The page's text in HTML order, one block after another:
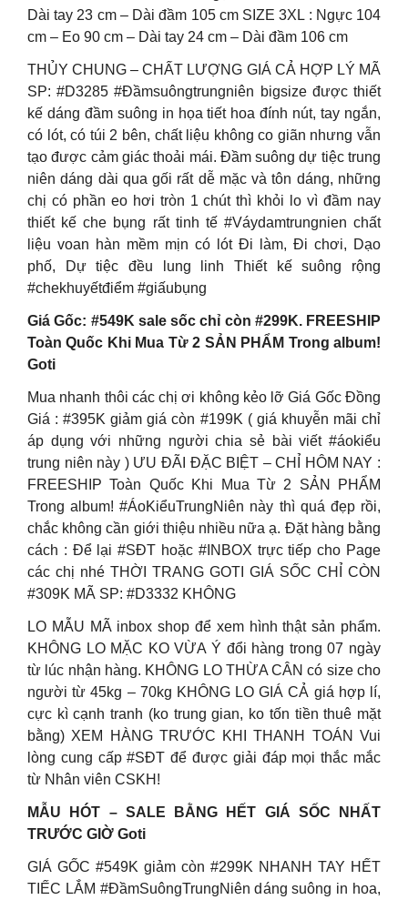
Dài tay 23 cm – Dài đầm 105 cm SIZE 3XL : Ngực 104
cm – Eo 90 cm – Dài tay 24 cm – Dài đầm 106 cm
THỦY CHUNG – CHẤT LƯỢNG GIÁ CẢ HỢP LÝ MÃ
SP: #D3285 #Đầmsuôngtrungniên bigsize được thiết
kế dáng đầm suông in họa tiết hoa đính nút, tay ngắn,
có lót, có túi 2 bên, chất liệu không co giãn nhưng vẫn
tạo được cảm giác thoải mái. Đầm suông dự tiệc trung
niên dáng dài qua gối rất dễ mặc và tôn dáng, những
chị có phần eo hơi tròn 1 chút thì khỏi lo vì đầm nay
thiết kế che bụng rất tinh tế #Váydamtrungnien chất
liệu voan hàn mềm mịn có lót Đi làm, Đi chơi, Dạo
phố, Dự tiệc đều lung linh Thiết kế suông rộng
#chekhuyếtđiểm #giấubụng
Giá Gốc: #549K sale sốc chỉ còn #299K. FREESHIP
Toàn Quốc Khi Mua Từ 2 SẢN PHẨM Trong album!
Goti
Mua nhanh thôi các chị ơi không kẻo lỡ Giá Gốc Đồng
Giá : #395K giảm giá còn #199K ( giá khuyễn mãi chỉ
áp dụng với những người chia sẻ bài viết #áokiểu
trung niên này ) ƯU ĐÃI ĐẶC BIỆT – CHỈ HÔM NAY :
FREESHIP Toàn Quốc Khi Mua Từ 2 SẢN PHẨM
Trong album! #ÁoKiểuTrungNiên này thì quá đẹp rồi,
chắc không cần giới thiệu nhiều nữa ạ. Đặt hàng bằng
cách : Để lại #SĐT hoặc #INBOX trực tiếp cho Page
các chị nhé THỜI TRANG GOTI GIÁ SỐC CHỈ CÒN
#309K MÃ SP: #D3332 KHÔNG
LO MẪU MÃ inbox shop để xem hình thật sản phẩm.
KHÔNG LO MẶC KO VỪA Ý đổi hàng trong 07 ngày
từ lúc nhận hàng. KHÔNG LO THỪA CÂN có size cho
người từ 45kg – 70kg KHÔNG LO GIÁ CẢ giá hợp lí,
cực kì cạnh tranh (ko trung gian, ko tốn tiền thuê mặt
bằng) XEM HÀNG TRƯỚC KHI THANH TOÁN Vui
lòng cung cấp #SĐT để được giải đáp mọi thắc mắc
từ Nhân viên CSKH!
MẪU HÓT – SALE BẰNG HẾT GIÁ SỐC NHẤT
TRƯỚC GIỜ Goti
GIÁ GỐC #549K giảm còn #299K NHANH TAY HẾT
TIẾC LẮM #ĐầmSuôngTrungNiên dáng suông in hoa,